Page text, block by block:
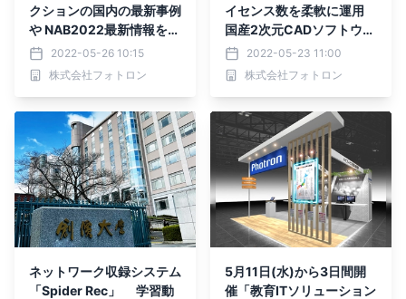
クションの国内の最新事例
や NAB2022最新情報を紹
介するウェビナーを6/8
(水)に開催
2022-05-26 10:15
株式会社フォトロン
イセンス数を柔軟に運用
国産2次元CADソフトウェ
ア 『図脳RAPIDPRO21 年
間ライセンス版』新発売
2022-05-23 11:00
株式会社フォトロン
ネットワーク収録システム
「Spider Rec」 学習動
5月11日(水)から3日間開
催「教育ITソリューション